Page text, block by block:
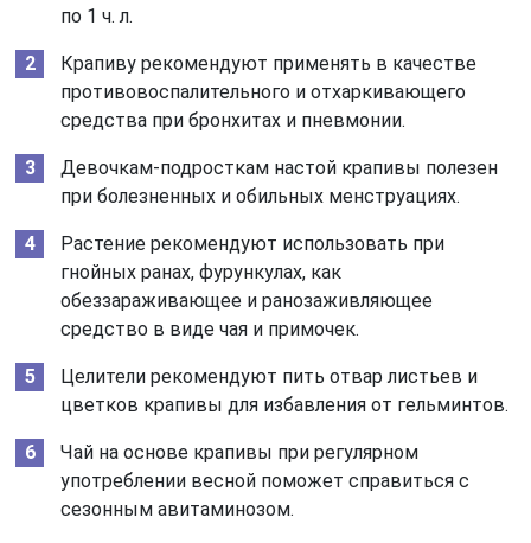
по 1 ч. л.
Крапиву рекомендуют применять в качестве
противовоспалительного и отхаркивающего
средства при бронхитах и пневмонии.
Девочкам-подросткам настой крапивы полезен
при болезненных и обильных менструациях.
Растение рекомендуют использовать при
гнойных ранах, фурункулах, как
обеззараживающее и ранозаживляющее
средство в виде чая и примочек.
Целители рекомендуют пить отвар листьев и
цветков крапивы для избавления от гельминтов.
Чай на основе крапивы при регулярном
употреблении весной поможет справиться с
сезонным авитаминозом.